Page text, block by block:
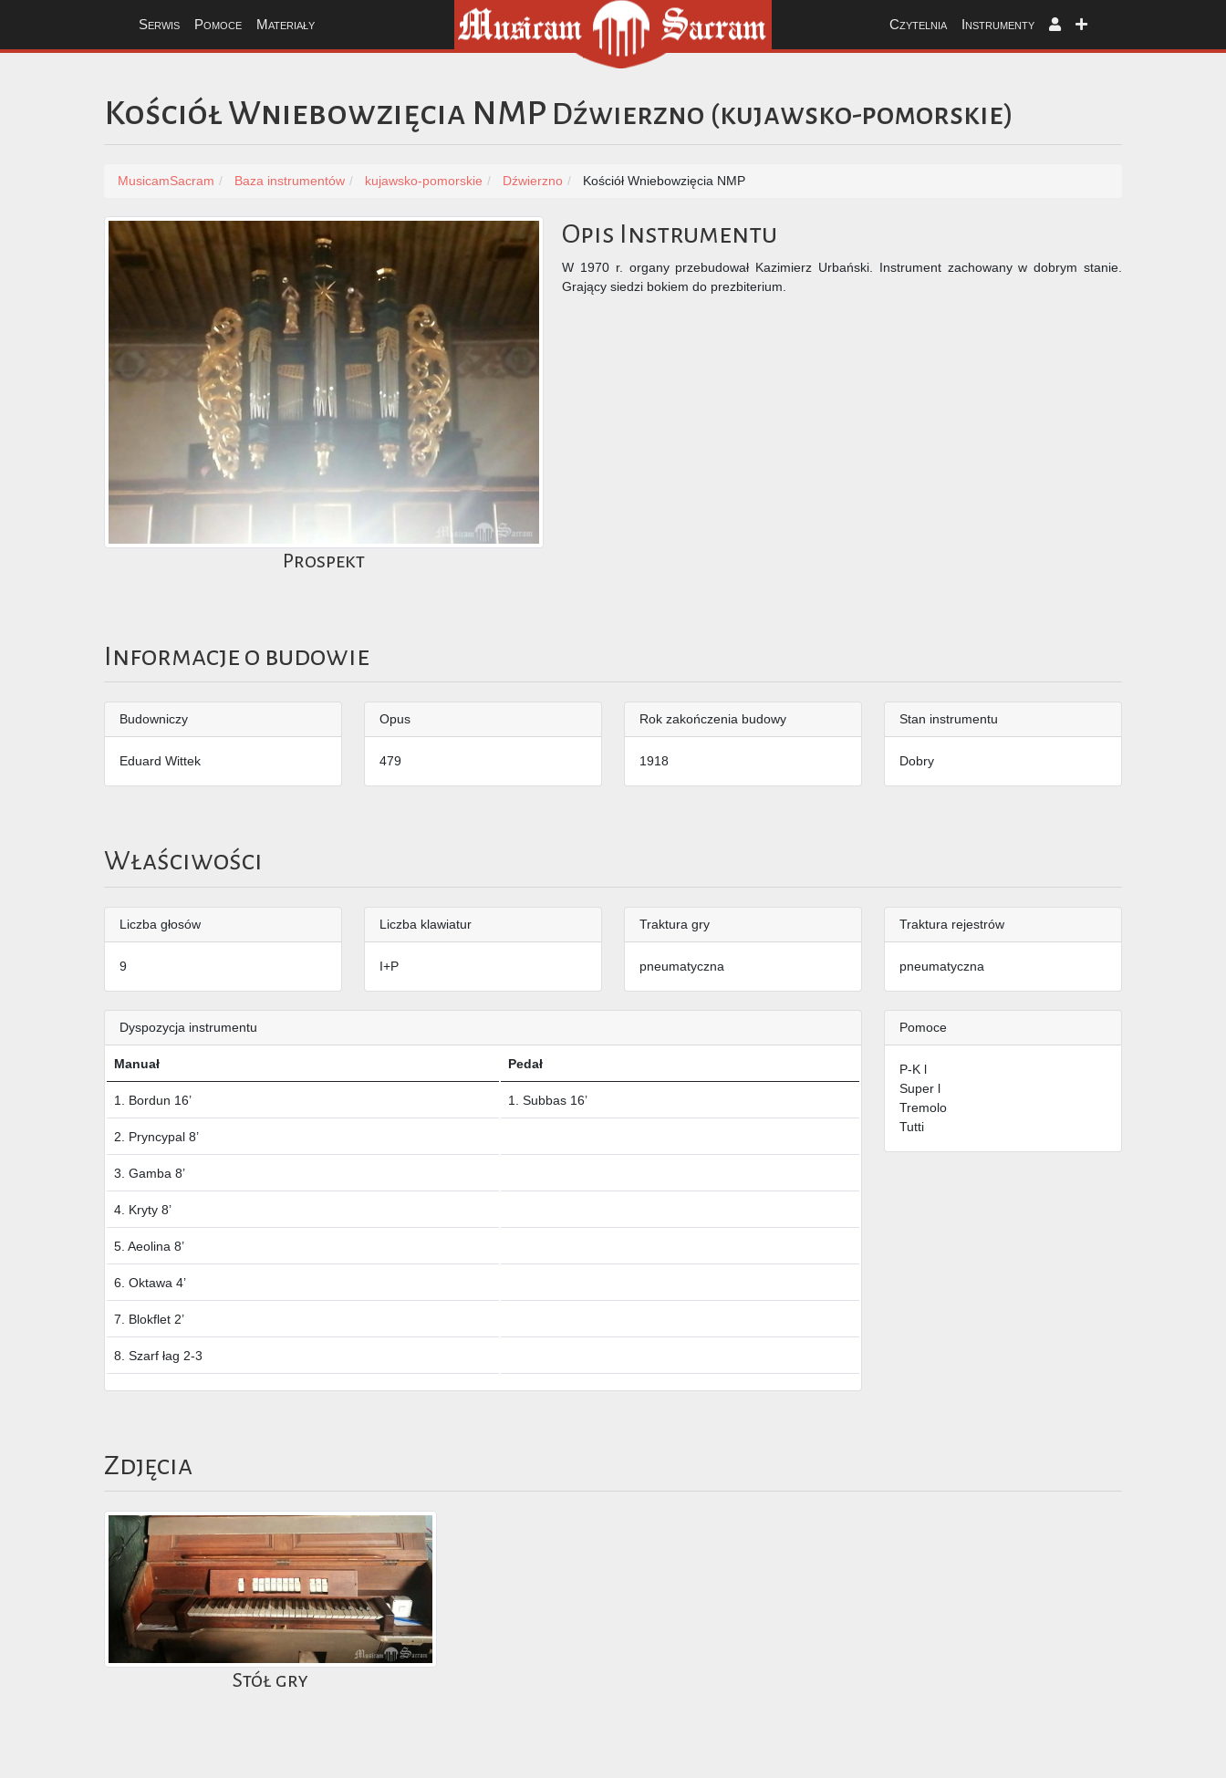
Serwis Pomoce Materiały Czytelnia Instrumenty
Kościół Wniebowzięcia NMP Dźwierzno (kujawsko-pomorskie)
MusicamSacram Baza instrumentów kujawsko-pomorskie Dźwierzno Kościół Wniebowzięcia NMP
Prospekt
Opis Instrumentu
W 1970 r. organy przebudował Kazimierz Urbański. Instrument zachowany w dobrym stanie.
Grający siedzi bokiem do prezbiterium.
Informacje o budowie
Budowniczy
Eduard Wittek
Opus
479
Rok zakończenia budowy
1918
Stan instrumentu
Dobry
Właściwości
Liczba głosów
9
Liczba klawiatur
I+P
Traktura gry
pneumatyczna
Traktura rejestrów
pneumatyczna
Dyspozycja instrumentu
Manuał Pedał
1. Bordun 16’ 1. Subbas 16’
2. Pryncypal 8’
3. Gamba 8’
4. Kryty 8’
5. Aeolina 8’
6. Oktawa 4’
7. Blokflet 2’
8. Szarf łag 2-3
Pomoce
P-K l
Super l
Tremolo
Tutti
Zdjęcia
Stół gry